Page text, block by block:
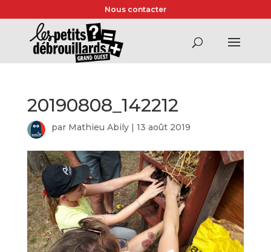
Nous contacter
20190808_142212
par Mathieu Abily| 13 août 2019